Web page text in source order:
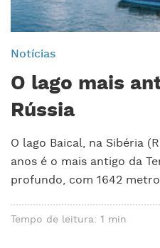
Notícias
O lago mais
Rússia
O lago Baical, na Sibéria
anos é o mais antigo da
profundo, com 1642
Tempo de leitura: 1 min